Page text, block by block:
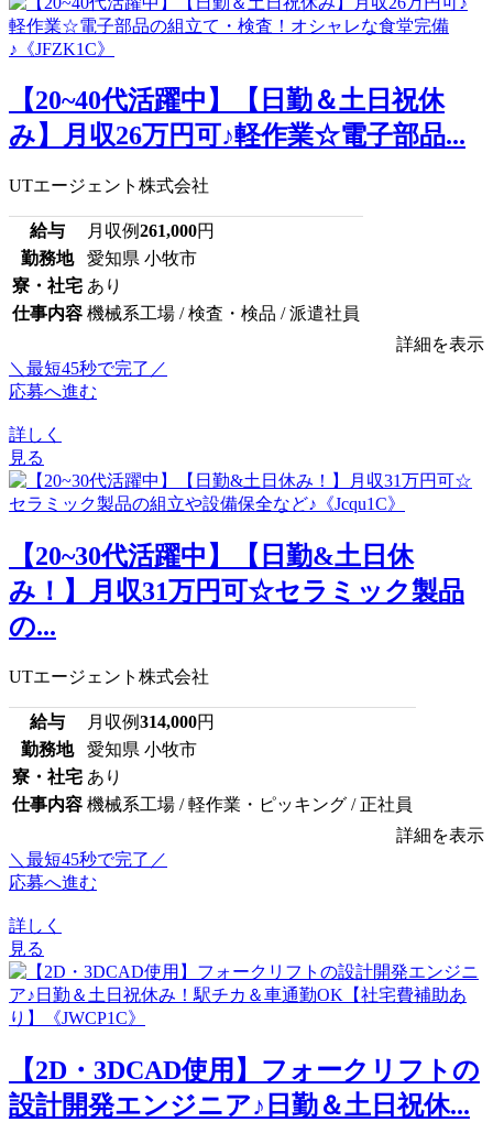
【20~40代活躍中】【日勤＆土日祝休
み】月収26万円可♪軽作業☆電子部品...
UTエージェント株式会社
給与 月収例261,000円
勤務地
愛知県 小牧市
寮・社宅 あり
仕事内容 機械系工場 / 検査・検品 / 派遣社員
詳細を表示
＼最短45秒で完了／
応募へ進む
詳しく
見る
【20~30代活躍中】【日勤&土日休
み！】月収31万円可☆セラミック製品
の...
UTエージェント株式会社
給与 月収例314,000円
勤務地
愛知県 小牧市
寮・社宅 あり
仕事内容 機械系工場 / 軽作業・ピッキング / 正社員
詳細を表示
＼最短45秒で完了／
応募へ進む
詳しく
見る
【2D・3DCAD使用】フォークリフトの
設計開発エンジニア♪日勤＆土日祝休...